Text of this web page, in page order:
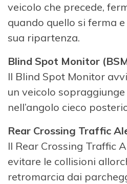
veicolo che precede,
quando quello si ferma
sua ripartenza.
Blind Spot Monitor
Il Blind Spot Monitor
un veicolo
nell’angolo cieco
Rear Crossing Traffic
Il Rear Crossing Traffic
evitare le collisioni
retromarcia dai